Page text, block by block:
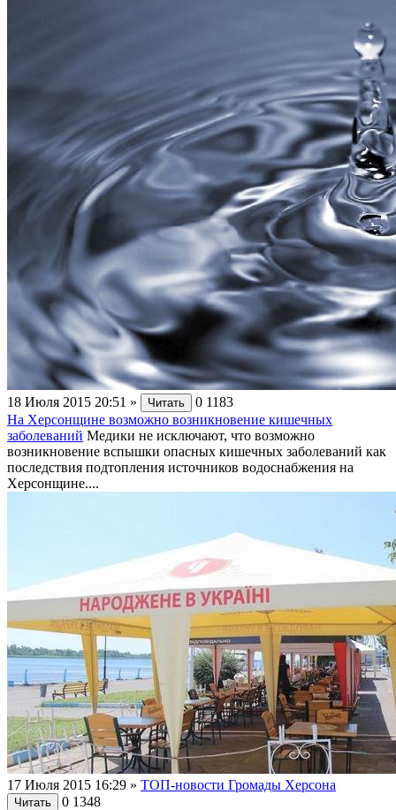
18 Июля 2015 20:51 » Читать 0 1183
На Херсонщине возможно возникновение кишечных
заболеваний Медики не исключают, что возможно
возникновение вспышки опасных кишечных заболеваний как
последствия подтопления источников водоснабжения на
Херсонщине....
17 Июля 2015 16:29 » ТОП-новости Громады Херсона
Читать 0 1348